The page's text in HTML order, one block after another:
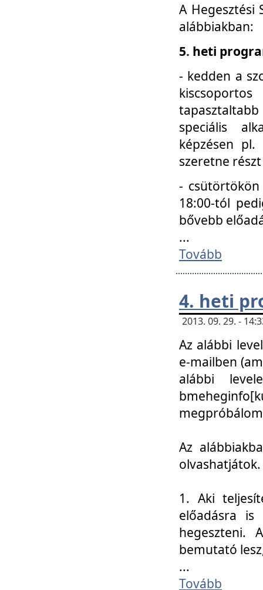
A Hegesztési
alábbiakban:
5. heti
- kedden a
speciális
képzésen
szeretne
- csütörtökön
18:00-tól
bővebb
...
Tovább
4. heti
2013. 09. 29. -
Az alábbi
e-mailben
alábbi
Az
olvashatjátok.
1. Aki
előadásra
hegeszteni.
bemutató
...
Tovább